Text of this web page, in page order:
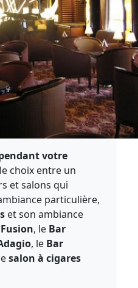
votre
choix entre un
et salons qui
particulière,
et son ambiance
, le Bar
, le Bar
salon à cigares